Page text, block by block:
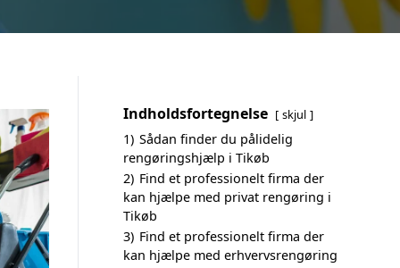
Indholdsfortegnelse skjul
1) Sådan finder du pålidelig
rengøringshjælp i Tikøb
2) Find et professionelt firma der
kan hjælpe med privat rengøring i
Tikøb
3) Find et professionelt firma der
kan hjælpe med erhvervsrengøring